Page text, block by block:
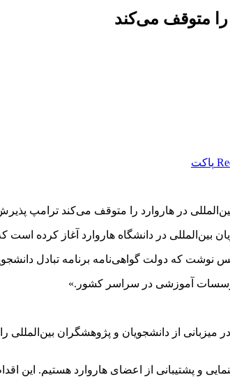
متوقف می‌کند
پاکت
در هاروارد را متوقف می‌کند ترامپ
بین‌المللی در دانشگاه هاروارد آغاز کرده
نوشت که دولت گواهی‌نامه برنامه تبادل
مؤسسات آموزشی در سراسر کشور.»
و پشتیبانی از اعضای هاروارد هستیم. این